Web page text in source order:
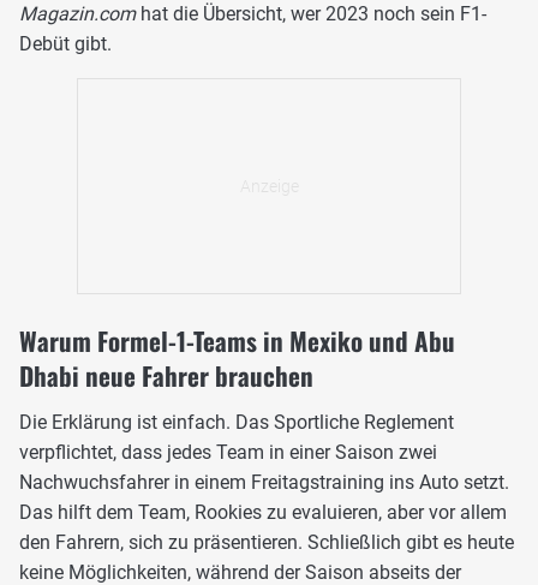
Magazin.comhat die Übersicht, wer 2023 noch sein F1-
Debüt gibt.
Warum Formel-1-Teams in Mexiko und Abu
Dhabi neue Fahrer brauchen
Die Erklärung ist einfach. Das Sportliche Reglement
verpflichtet, dass jedes Team in einer Saison zwei
Nachwuchsfahrer in einem Freitagstraining ins Auto setzt.
Das hilft dem Team, Rookies zu evaluieren, aber vor allem
den Fahrern, sich zu präsentieren. Schließlich gibt es heute
keine Möglichkeiten, während der Saison abseits der